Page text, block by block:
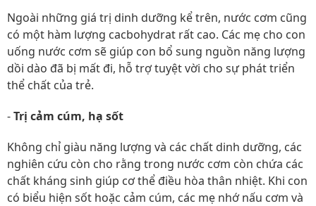
Ngoài những giá trị dinh dưỡng kể trên, nước cơm cũng
có một hàm lượng cacbohydrat rất cao. Các mẹ cho con
uống nước cơm sẽ giúp con bổ sung nguồn năng lượng
dồi dào đã bị mất đi, hỗ trợ tuyệt vời cho sự phát triển
thể chất của trẻ.
-Trị cảm cúm, hạ sốt
Không chỉ giàu năng lượng và các chất dinh dưỡng, các
nghiên cứu còn cho rằng trong nước cơm còn chứa các
chất kháng sinh giúp cơ thể điều hòa thân nhiệt. Khi con
có biểu hiện sốt hoặc cảm cúm, các mẹ nhớ nấu cơm và